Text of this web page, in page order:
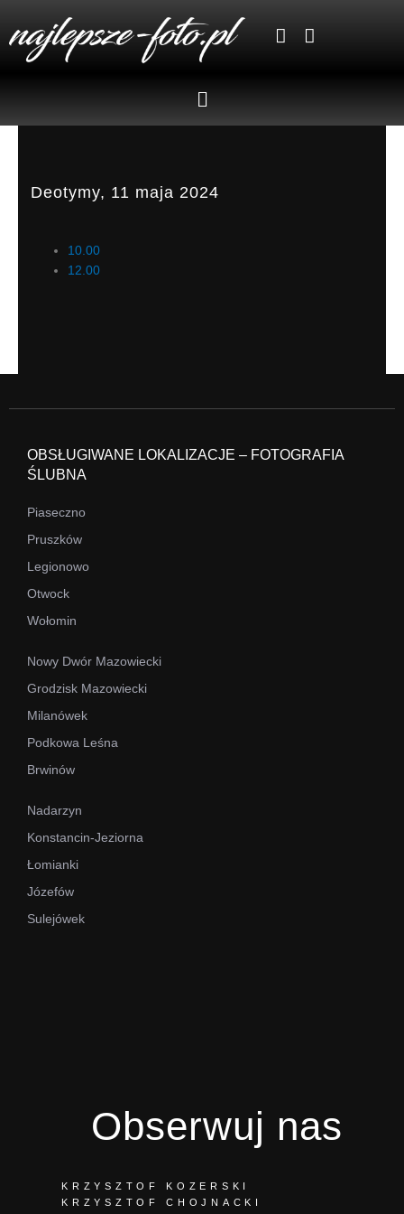
content
Menu
Deotymy, 11 maja 2024
10.00
12.00
OBSŁUGIWANE LOKALIZACJE – FOTOGRAFIA
ŚLUBNA
Piaseczno
Pruszków
Legionowo
Otwock
Wołomin
Nowy Dwór Mazowiecki
Grodzisk Mazowiecki
Milanówek
Podkowa Leśna
Brwinów
Nadarzyn
Konstancin-Jeziorna
Łomianki
Józefów
Sulejówek
Obserwuj nas
KRZYSZTOF KOZERSKI
KRZYSZTOF CHOJNACKI